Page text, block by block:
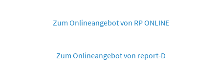
Zum Onlineangebot von RP ONLINE
Zum Onlineangebot von report-D